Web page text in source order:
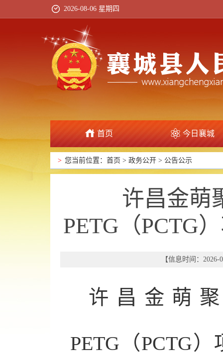
2026-08-06 星期四
首页 今日襄城
政府信息公开
> 您当前位置： 首页 > 政务公开 > 公告公示
许昌金萌
PETG（PCTG
【信息时间：
许昌金萌
PETG（PCTG